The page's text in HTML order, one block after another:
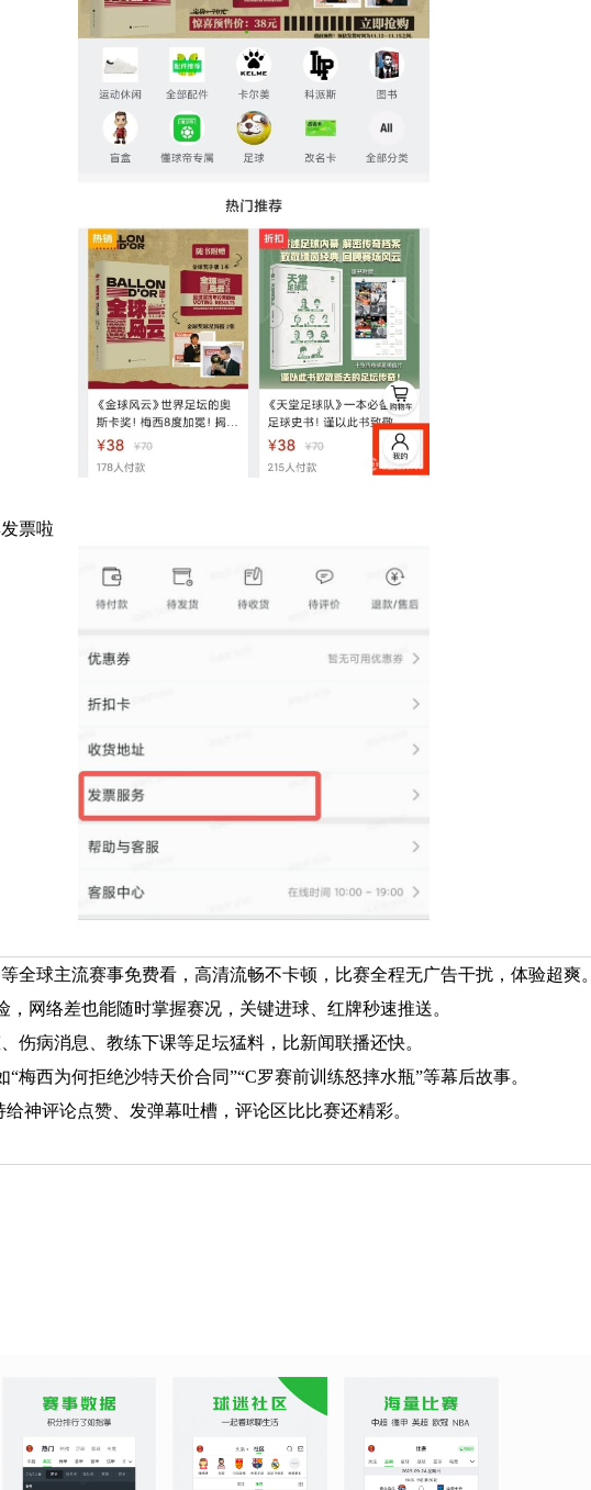
票啦
全球主流赛事免费看，高清流畅不卡顿，比赛全程无广告干扰，体验超爽。
，网络差也能随时掌握赛况，关键进球、红牌秒速推送。
伤病消息、教练下课等足坛猛料，比新闻联播还快。
梅西为何拒绝沙特天价合同”“C罗赛前训练怒摔水瓶”等幕后故事。
神评论点赞、发弹幕吐槽，评论区比比赛还精彩。